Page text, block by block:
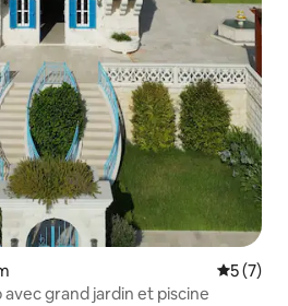
5 (7)
grand jardin et piscine